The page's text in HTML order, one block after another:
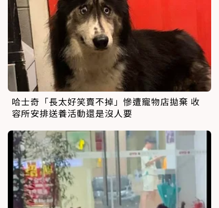
哈士奇「長太好笑賣不掉」慘遭寵物店拋棄 收
容所安排送養活動還是沒人要